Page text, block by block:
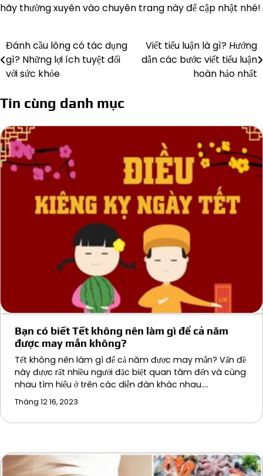
hãy thường xuyên vào chuyên trang này để cập nhật nhé!
Điều
hướng
viết
Đánh cầu lông có tác dụng
gì? Những lợi ích tuyệt đối
với sức khỏe
Viết tiểu luận là gì? Hướng
dẫn các bước viết tiểu luận
hoàn hảo nhất
Tin cùng danh mục
Bạn có biết Tết không nên làm gì để cả năm
được may mắn không?
Tết không nên làm gì để cả năm được may mắn? Vấn đề
này được rất nhiều người đặc biệt quan tâm đến và cùng
nhau tìm hiểu ở trên các diễn đàn khác nhau.…
Tháng 12 16, 2023